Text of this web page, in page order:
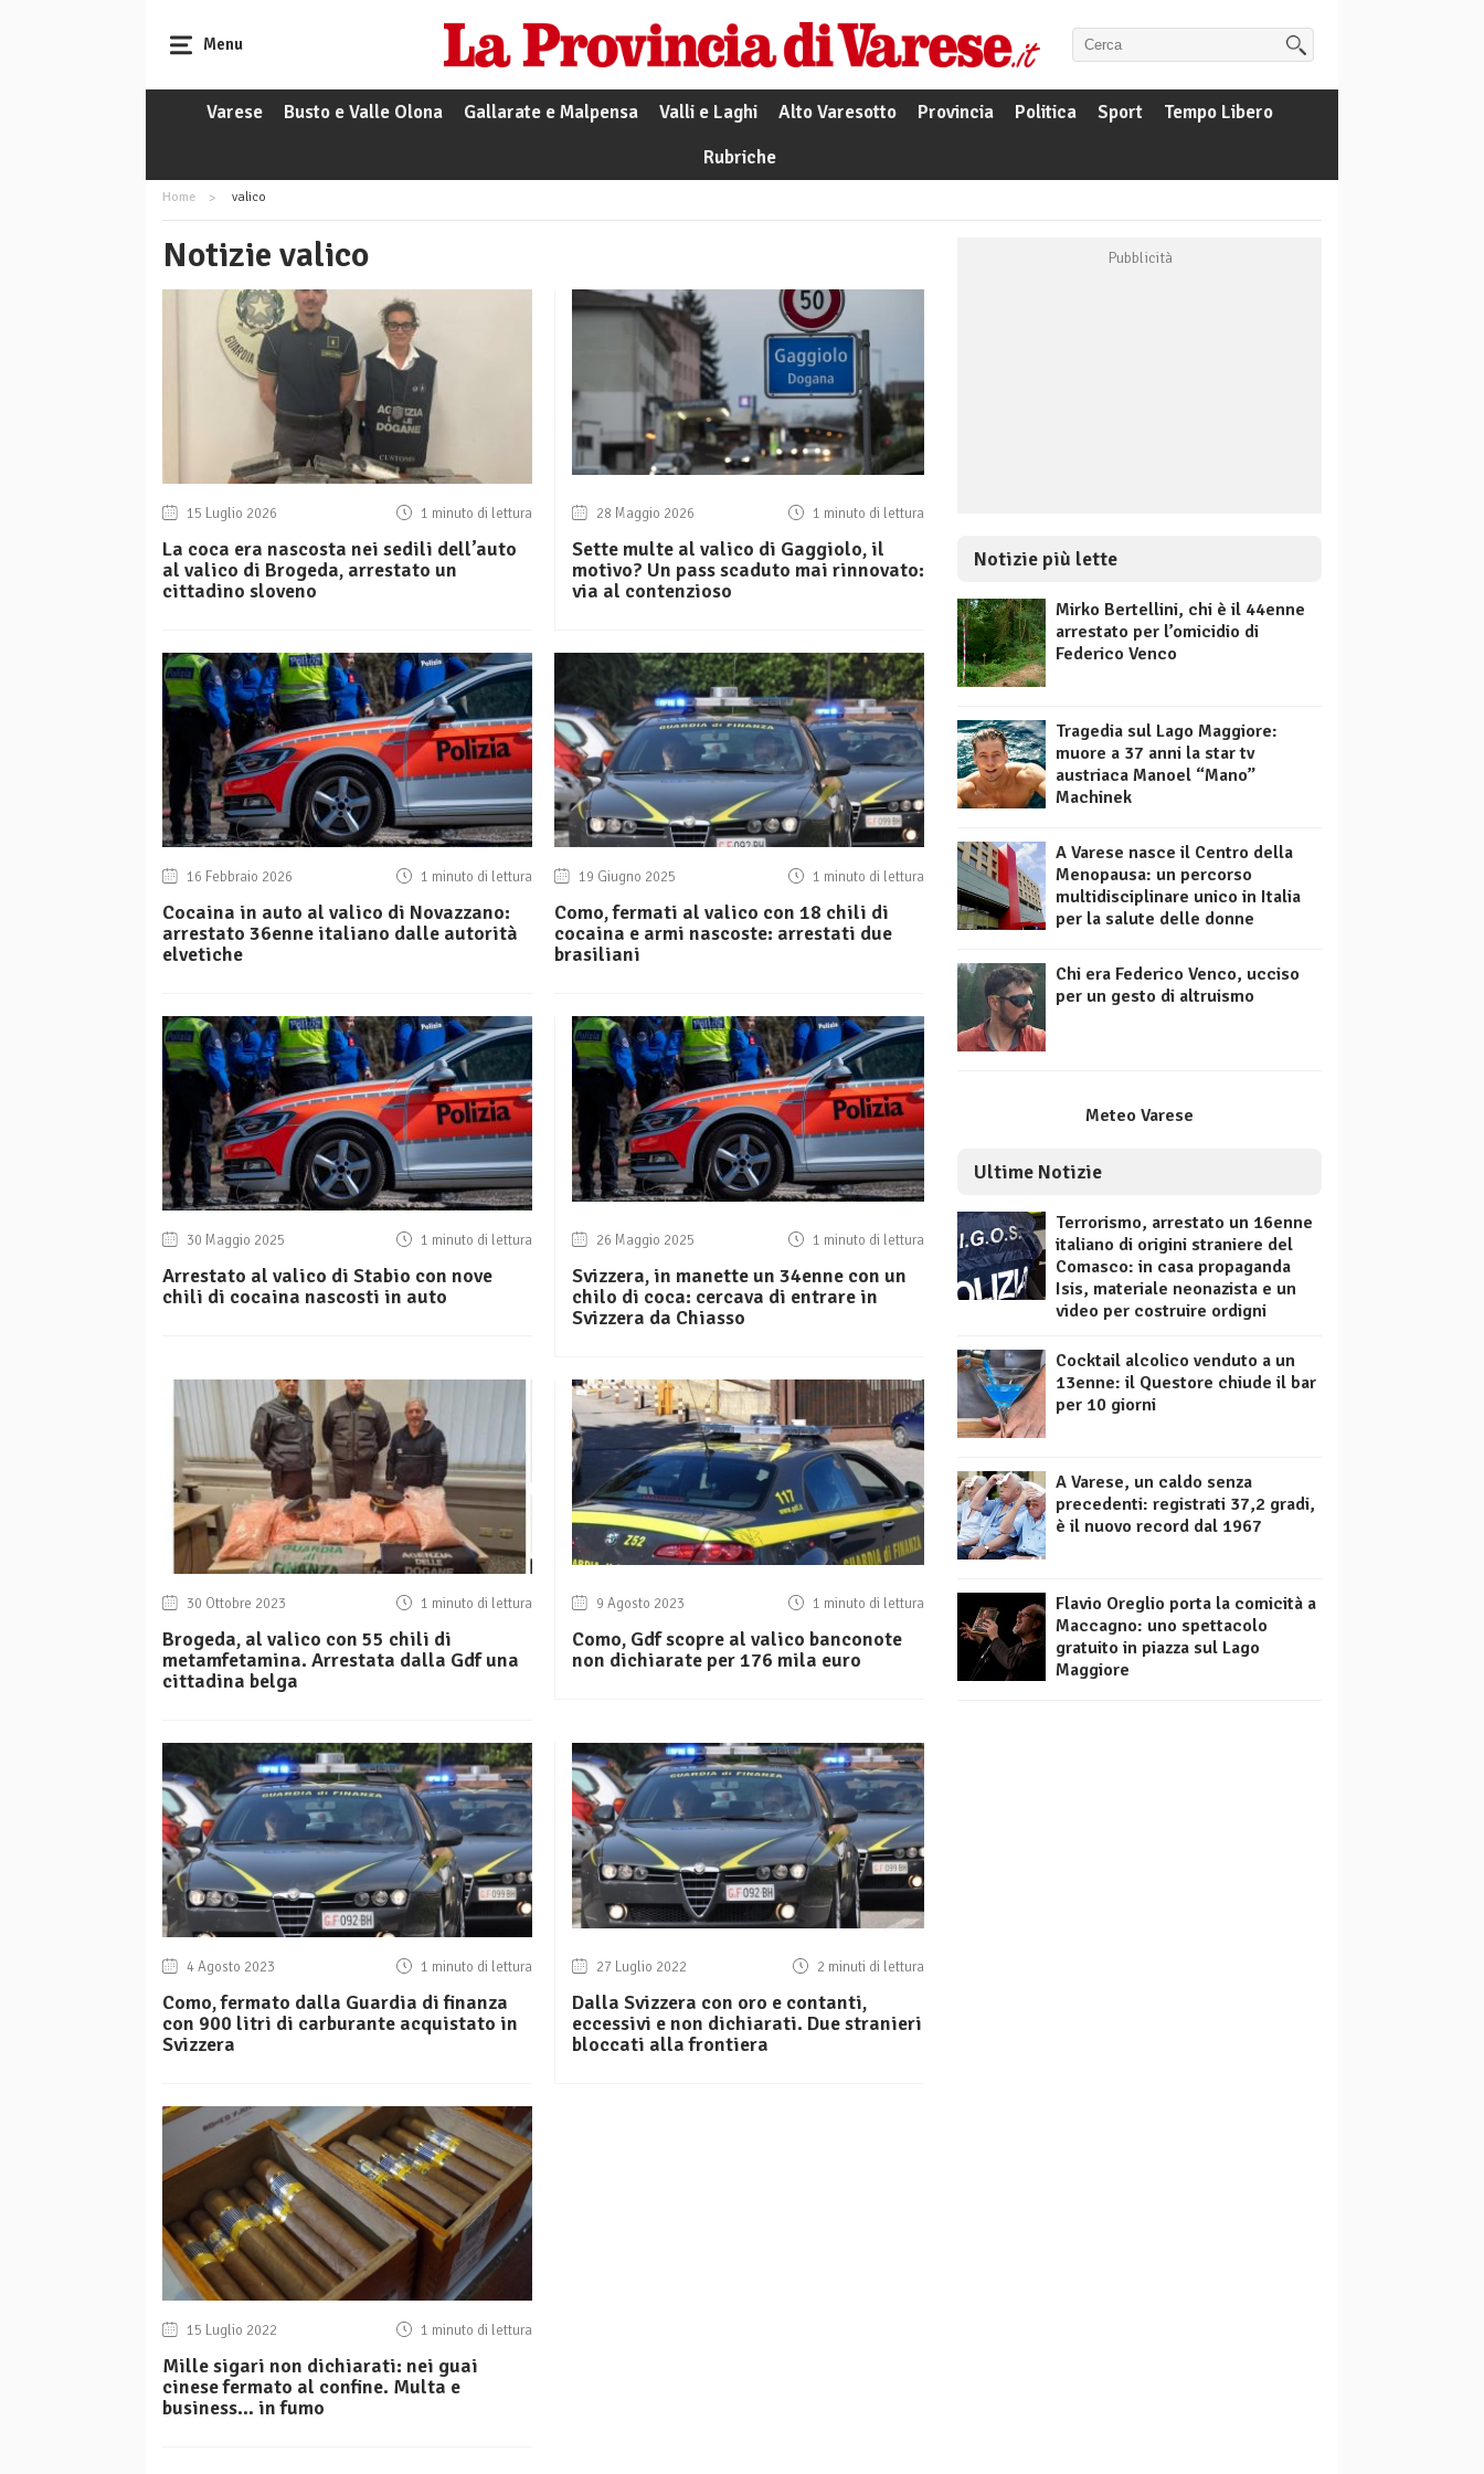
Menu
Varese Busto e Valle Olona Gallarate e Malpensa Valli e Laghi Alto Varesotto Provincia Politica Sport
Tempo Libero
Rubriche
Home valico
Notizie valico
15 Luglio 2026 1 minuto di lettura
La coca era nascosta nei sedili dell’auto
al valico di Brogeda, arrestato un
cittadino sloveno
28 Maggio 2026 1 minuto di lettura
Sette multe al valico di Gaggiolo, il
motivo? Un pass scaduto mai rinnovato:
via al contenzioso
16 Febbraio 2026 1 minuto di lettura
Cocaina in auto al valico di Novazzano:
arrestato 36enne italiano dalle autorità
elvetiche
19 Giugno 2025 1 minuto di lettura
Como, fermati al valico con 18 chili di
cocaina e armi nascoste: arrestati due
brasiliani
30 Maggio 2025 1 minuto di lettura
Arrestato al valico di Stabio con nove
chili di cocaina nascosti in auto
26 Maggio 2025 1 minuto di lettura
Svizzera, in manette un 34enne con un
chilo di coca: cercava di entrare in
Svizzera da Chiasso
30 Ottobre 2023 1 minuto di lettura
Brogeda, al valico con 55 chili di
metamfetamina. Arrestata dalla Gdf una
cittadina belga
9 Agosto 2023 1 minuto di lettura
Como, Gdf scopre al valico banconote
non dichiarate per 176 mila euro
4 Agosto 2023 1 minuto di lettura
Como, fermato dalla Guardia di finanza
con 900 litri di carburante acquistato in
Svizzera
27 Luglio 2022 2 minuti di lettura
Dalla Svizzera con oro e contanti,
eccessivi e non dichiarati. Due stranieri
bloccati alla frontiera
15 Luglio 2022 1 minuto di lettura
Mille sigari non dichiarati: nei guai
cinese fermato al confine. Multa e
business… in fumo
Notizie più lette
Mirko Bertellini, chi è il 44enne
arrestato per l’omicidio di
Federico Venco
Tragedia sul Lago Maggiore:
muore a 37 anni la star tv
austriaca Manoel “Mano”
Machinek
A Varese nasce il Centro della
Menopausa: un percorso
multidisciplinare unico in Italia
per la salute delle donne
Chi era Federico Venco, ucciso
per un gesto di altruismo
Meteo Varese
Ultime Notizie
Terrorismo, arrestato un 16enne
italiano di origini straniere del
Comasco: in casa propaganda
Isis, materiale neonazista e un
video per costruire ordigni
Cocktail alcolico venduto a un
13enne: il Questore chiude il bar
per 10 giorni
A Varese, un caldo senza
precedenti: registrati 37,2 gradi,
è il nuovo record dal 1967
Flavio Oreglio porta la comicità a
Maccagno: uno spettacolo
gratuito in piazza sul Lago
Maggiore